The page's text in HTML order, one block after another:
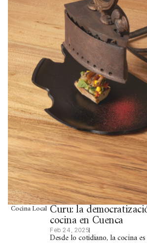
Cocina Local Curu: la
cocina en Cuenca
Feb 24, 2025
Desde lo cotidiano, la cocina